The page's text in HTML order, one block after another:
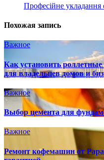
Професійне укладання
Похожая запись
Важное
Как установить
для владельцев домов и
Важное
Выбор цемента для
Важное
Ремонт кофемашин от